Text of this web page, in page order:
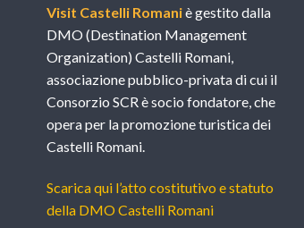
Visit Castelli Romaniè gestito dalla
DMO (Destination Management
Organization) Castelli Romani,
associazione pubblico-privata di cui il
Consorzio SCR è socio fondatore, che
opera per la promozione turistica dei
Castelli Romani.
Scarica qui l’atto costitutivo e statuto
della DMO Castelli Romani